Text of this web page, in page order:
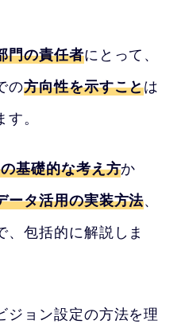
門の責任者にとって、
の方向性を示すことは
。
基礎的な考え方か
ータ活用の実装方法、
、包括的に解説しま
ジョン設定の方法を理